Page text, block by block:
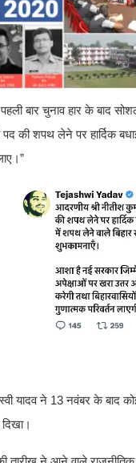
बार चुनाव हार के बाद
की शपथ लेने पर हार्दिक
यादव ने 13 नवंबर के बाद